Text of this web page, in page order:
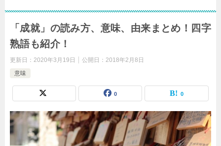
「成就」の読み方、意味、由来まとめ！四字
熟語も紹介！
更新日： 2020年3月19日 公開日： 2018年2月8日
意味
0 0